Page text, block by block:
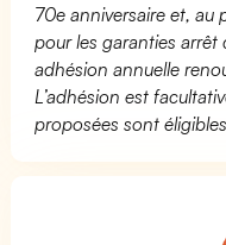
70e anniversaire et, au
pour les garanties arrêt
adhésion annuelle
L’adhésion est
proposées sont